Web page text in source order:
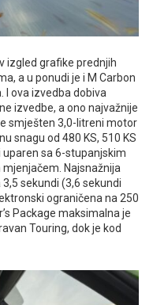
izgled grafike prednjih
a u ponudi je i M Carbon
I ova izvedba dobiva
izvedbe, a ono najvažnije
smješten 3,0-litreni motor
snagu od 480 KS, 510 KS
uparen sa 6-stupanjskim
Najsnažnija
sekundi (3,6 sekundi
ograničena na 250
Package maksimalna je
Touring, dok je kod